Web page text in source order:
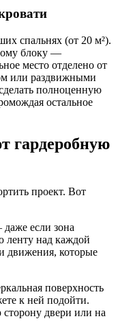
спальнях (от 20 м²).
блоку —
место отделено от
или раздвижными
полноценную
остальное
гардеробную
проект. Вот
если зона
ленту над каждой
движения, которые
поверхность
к ней подойти.
двери или на